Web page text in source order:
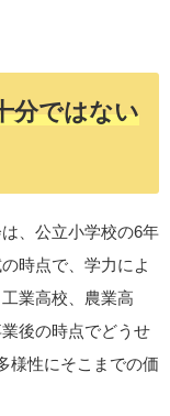
分ではない
、公立小学校の6年
時点で、学力によ
業高校、農業高
後の時点でどうせ
様性にそこまでの価